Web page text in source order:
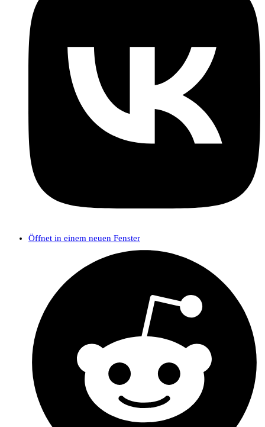
Öffnet in einem neuen Fenster